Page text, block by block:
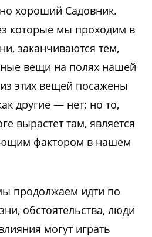
хороший Садовник.
которые мы проходим в
заканчиваются тем,
вещи на полях нашей
этих вещей посажены
другие — нет; но то,
вырастет там, является
фактором в нашем
продолжаем идти по
обстоятельства, люди
могут играть